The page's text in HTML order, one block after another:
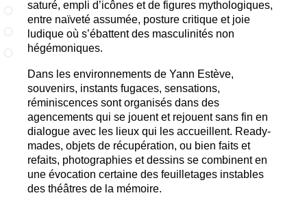
»saturé, empli d’icônes et de figures mythologiques,
entre naïveté assumée, posture critique et joie
ludique où s’ébattent des masculinités non
hégémoniques.
Dans les environnements de Yann Estève,
souvenirs, instants fugaces, sensations,
réminiscences sont organisés dans des
agencements qui se jouent et rejouent sans fin en
dialogue avec les lieux qui les accueillent. Ready-
mades, objets de récupération, ou bien faits et
refaits, photographies et dessins se combinent en
une évocation certaine des feuilletages instables
des théâtres de la mémoire.